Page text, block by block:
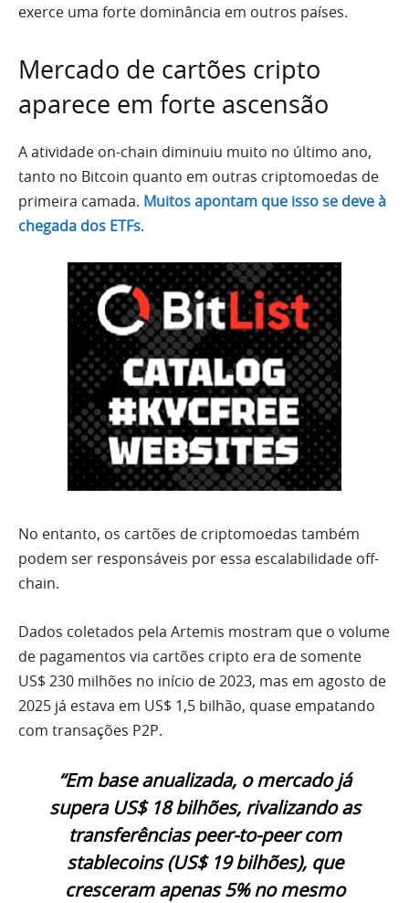
exerce uma forte dominância em outros países.
Mercado de cartões cripto
aparece em forte ascensão
A atividade on-chain diminuiu muito no último ano,
tanto no Bitcoin quanto em outras criptomoedas de
primeira camada. Muitos apontam que isso se deve à
chegada dos ETFs.
No entanto, os cartões de criptomoedas também
podem ser responsáveis por essa escalabilidade off-
chain.
Dados coletados pela Artemis mostram que o volume
de pagamentos via cartões cripto era de somente
US$ 230 milhões no início de 2023, mas em agosto de
2025 já estava em US$ 1,5 bilhão, quase empatando
com transações P2P.
“Em base anualizada, o mercado já
supera US$ 18 bilhões, rivalizando as
transferências peer-to-peer com
stablecoins (US$ 19 bilhões), que
cresceram apenas 5% no mesmo